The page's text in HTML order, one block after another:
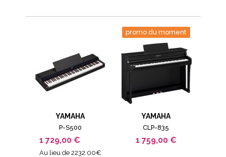
YAMAHA
P-S500
1 729,00 €
Au lieu de 2232.00€
promo du moment
YAMAHA
CLP-835
1 759,00 €